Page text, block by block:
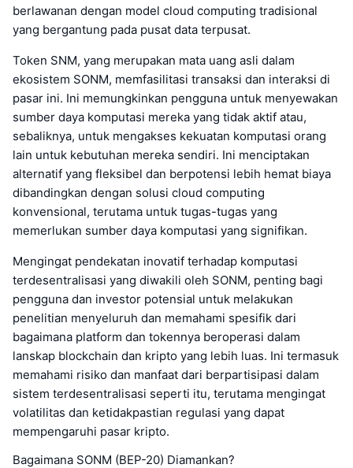
berlawanan dengan model cloud computing tradisional
yang bergantung pada pusat data terpusat.
Token SNM, yang merupakan mata uang asli dalam
ekosistem SONM, memfasilitasi transaksi dan interaksi di
pasar ini. Ini memungkinkan pengguna untuk menyewakan
sumber daya komputasi mereka yang tidak aktif atau,
sebaliknya, untuk mengakses kekuatan komputasi orang
lain untuk kebutuhan mereka sendiri. Ini menciptakan
alternatif yang fleksibel dan berpotensi lebih hemat biaya
dibandingkan dengan solusi cloud computing
konvensional, terutama untuk tugas-tugas yang
memerlukan sumber daya komputasi yang signifikan.
Mengingat pendekatan inovatif terhadap komputasi
terdesentralisasi yang diwakili oleh SONM, penting bagi
pengguna dan investor potensial untuk melakukan
penelitian menyeluruh dan memahami spesifik dari
bagaimana platform dan tokennya beroperasi dalam
lanskap blockchain dan kripto yang lebih luas. Ini termasuk
memahami risiko dan manfaat dari berpartisipasi dalam
sistem terdesentralisasi seperti itu, terutama mengingat
volatilitas dan ketidakpastian regulasi yang dapat
mempengaruhi pasar kripto.
Bagaimana SONM (BEP-20) Diamankan?